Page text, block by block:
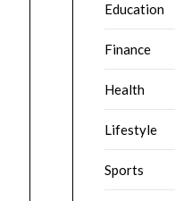
Education
Finance
Health
Lifestyle
Sports